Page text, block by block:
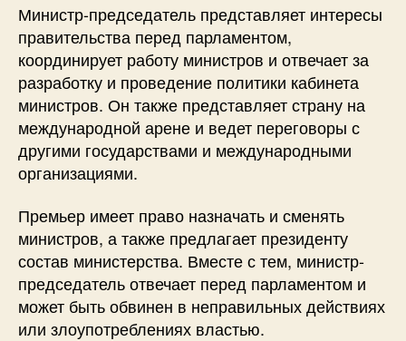
Министр-председатель представляет интересы
правительства перед парламентом,
координирует работу министров и отвечает за
разработку и проведение политики кабинета
министров. Он также представляет страну на
международной арене и ведет переговоры с
другими государствами и международными
организациями.
Премьер имеет право назначать и сменять
министров, а также предлагает президенту
состав министерства. Вместе с тем, министр-
председатель отвечает перед парламентом и
может быть обвинен в неправильных действиях
или злоупотреблениях властью.